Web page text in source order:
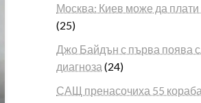
Москва: Киев може да плати
(25)
Джо Байдън с първа поява
диагноза (24)
САЩ пренасочиха 55